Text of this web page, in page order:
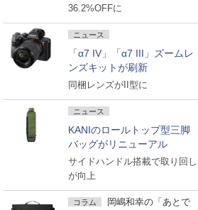
36.2%OFFに
ニュース
「α7 IV」「α7 III」ズームレ
ンズキットが刷新
同梱レンズがII型に
ニュース
KANIのロールトップ型三脚
バッグがリニューアル
サイドハンドル搭載で取り回し
が向上
コラム
岡嶋和幸の「あとで